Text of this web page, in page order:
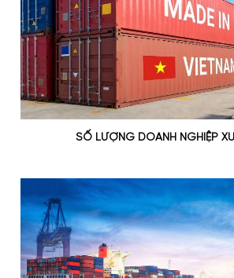
SỐ LƯỢNG DOANH NGHIỆP